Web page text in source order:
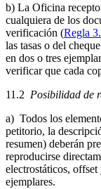
b) La Oficina
cualquiera de los
verificación (Regla
las tasas o del
en dos o tres
verificar que cada
11.2 Posibilidad de
a) Todos los
petitorio, la
resumen) deberán
reproducirse
electrostáticos,
ejemplares.